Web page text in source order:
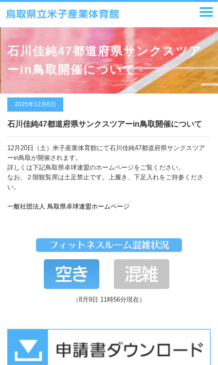
石川佳純47都道府県サンクスツア
ーin鳥取開催について
2025年12月6日
石川佳純47都道府県サンクスツアーin鳥取開催について
12月20日（土）米子産業体育館にて石川佳純47都道府県サンクスツア
ーin鳥取が開催されます。
詳しくは下記鳥取県卓球連盟のホームページをご覧ください。
なお、２階観覧席は土足禁止です。上履き、下足入れをご持参くださ
い。
一般社団法人 鳥取県卓球連盟ホームページ
（8月9日 11時56分現在）